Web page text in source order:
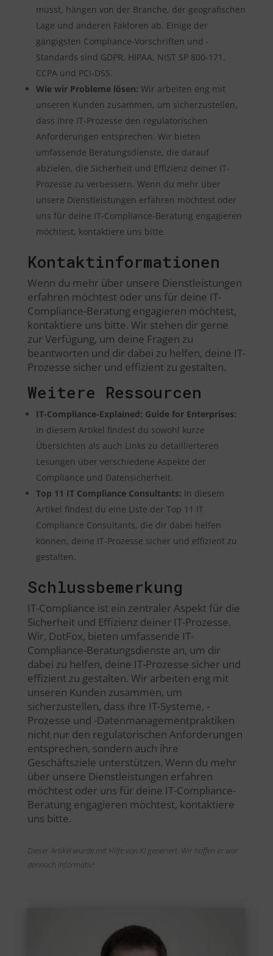
musst, hängen von der Branche, der geografischen
Lage und anderen Faktoren ab. Einige der
gängigsten Compliance-Vorschriften und -
Standards sind GDPR, HIPAA, NIST SP 800-171,
CCPA und PCI-DSS.
Wie wir Probleme lösen: Wir arbeiten eng mit
unseren Kunden zusammen, um sicherzustellen,
dass ihre IT-Prozesse den regulatorischen
Anforderungen entsprechen. Wir bieten
umfassende Beratungsdienste, die darauf
abzielen, die Sicherheit und Effizienz deiner IT-
Prozesse zu verbessern. Wenn du mehr über
unsere Dienstleistungen erfahren möchtest oder
uns für deine IT-Compliance-Beratung engagieren
möchtest, kontaktiere uns bitte.
Kontaktinformationen
Wenn du mehr über unsere Dienstleistungen
erfahren möchtest oder uns für deine IT-
Compliance-Beratung engagieren möchtest,
kontaktiere uns bitte. Wir stehen dir gerne
zur Verfügung, um deine Fragen zu
beantworten und dir dabei zu helfen, deine IT-
Prozesse sicher und effizient zu gestalten.
Weitere Ressourcen
IT-Compliance-Explained: Guide for Enterprises:
In diesem Artikel findest du sowohl kurze
Übersichten als auch Links zu detaillierteren
Lesungen über verschiedene Aspekte der
Compliance und Datensicherheit.
Top 11 IT Compliance Consultants: In diesem
Artikel findest du eine Liste der Top 11 IT
Compliance Consultants, die dir dabei helfen
können, deine IT-Prozesse sicher und effizient zu
gestalten.
Schlussbemerkung
IT-Compliance ist ein zentraler Aspekt für die
Sicherheit und Effizienz deiner IT-Prozesse.
Wir, DotFox, bieten umfassende IT-
Compliance-Beratungsdienste an, um dir
dabei zu helfen, deine IT-Prozesse sicher und
effizient zu gestalten. Wir arbeiten eng mit
unseren Kunden zusammen, um
sicherzustellen, dass ihre IT-Systeme, -
Prozesse und -Datenmanagementpraktiken
nicht nur den regulatorischen Anforderungen
entsprechen, sondern auch ihre
Geschäftsziele unterstützen. Wenn du mehr
über unsere Dienstleistungen erfahren
möchtest oder uns für deine IT-Compliance-
Beratung engagieren möchtest, kontaktiere
uns bitte.
Dieser Artikel wurde mit Hilfe von KI generiert. Wir hoffen er war
dennoch informativ!